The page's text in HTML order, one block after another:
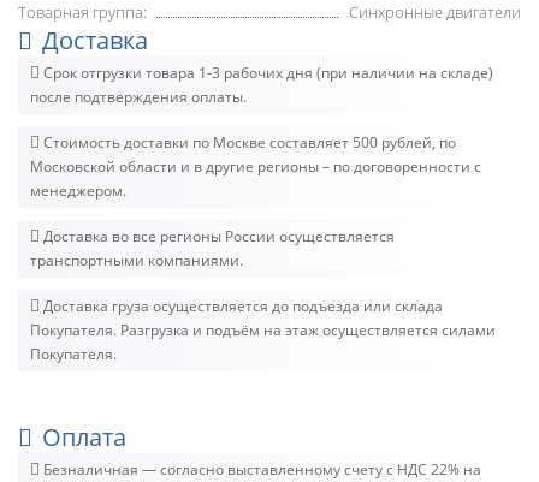
Товарная группа: Синхронные двигатели
Доставка
Срок отгрузки товара 1-3 рабочих дня (при наличии на складе)
после подтверждения оплаты.
Стоимость доставки по Москве составляет 500 рублей, по
Московской области и в другие регионы – по договоренности с
менеджером.
Доставка во все регионы России осуществляется
транспортными компаниями.
Доставка груза осуществляется до подъезда или склада
Покупателя. Разгрузка и подъём на этаж осуществляется силами
Покупателя.
Оплата
Безналичная — согласно выставленному счету c НДС 22% на